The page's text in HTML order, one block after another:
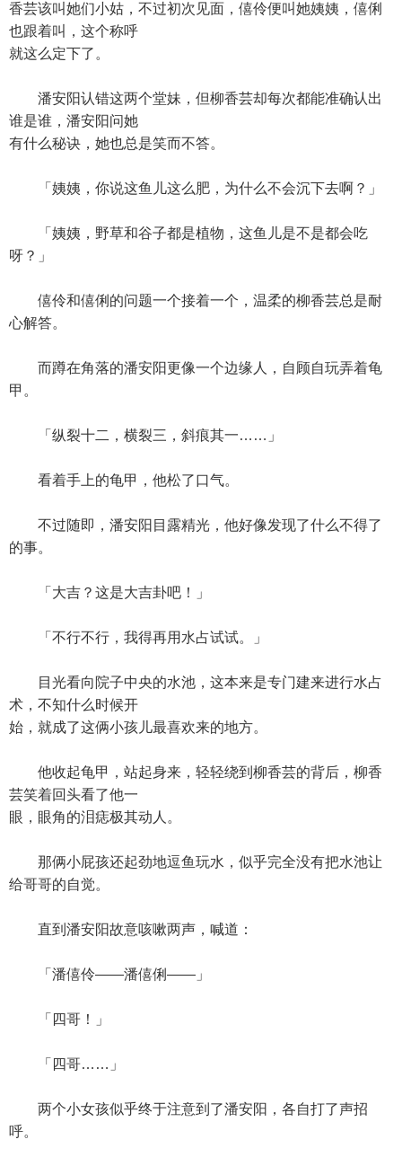
香芸该叫她们小姑，不过初次见面，僖伶便叫她姨姨，僖俐
也跟着叫，这个称呼
就这么定下了。
潘安阳认错这两个堂妹，但柳香芸却每次都能准确认出
谁是谁，潘安阳问她
有什么秘诀，她也总是笑而不答。
「姨姨，你说这鱼儿这么肥，为什么不会沉下去啊？」
「姨姨，野草和谷子都是植物，这鱼儿是不是都会吃
呀？」
僖伶和僖俐的问题一个接着一个，温柔的柳香芸总是耐
心解答。
而蹲在角落的潘安阳更像一个边缘人，自顾自玩弄着龟
甲。
「纵裂十二，横裂三，斜痕其一……」
看着手上的龟甲，他松了口气。
不过随即，潘安阳目露精光，他好像发现了什么不得了
的事。
「大吉？这是大吉卦吧！」
「不行不行，我得再用水占试试。」
目光看向院子中央的水池，这本来是专门建来进行水占
术，不知什么时候开
始，就成了这俩小孩儿最喜欢来的地方。
他收起龟甲，站起身来，轻轻绕到柳香芸的背后，柳香
芸笑着回头看了他一
眼，眼角的泪痣极其动人。
那俩小屁孩还起劲地逗鱼玩水，似乎完全没有把水池让
给哥哥的自觉。
直到潘安阳故意咳嗽两声，喊道：
「潘僖伶——潘僖俐——」
「四哥！」
「四哥……」
两个小女孩似乎终于注意到了潘安阳，各自打了声招
呼。